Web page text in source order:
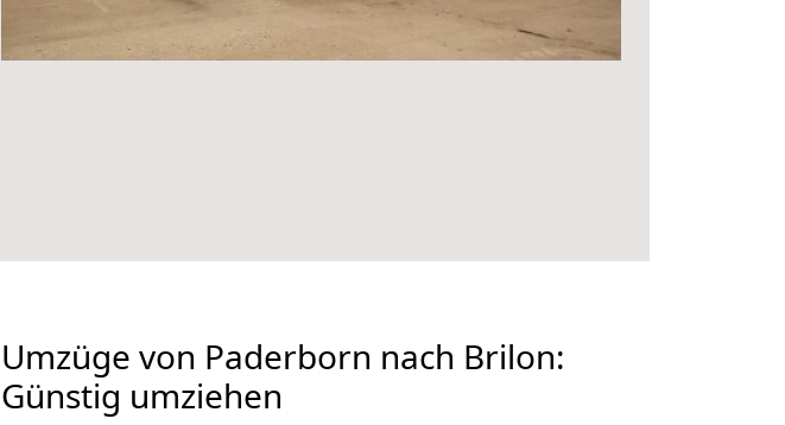
Umzüge von Paderborn nach Brilon:
Günstig umziehen